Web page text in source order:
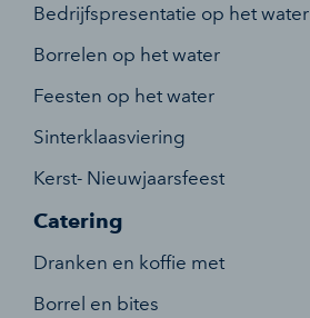
Bedrijfspresentatie op het water
Borrelen op het water
Feesten op het water
Sinterklaasviering
Kerst- Nieuwjaarsfeest
Catering
Dranken en koffie met
Borrel en bites